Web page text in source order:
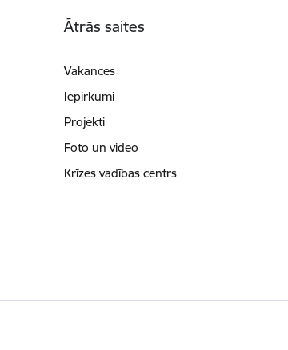
Ātrās saites
Vakances
Iepirkumi
Projekti
Foto un video
Krīzes vadības centrs